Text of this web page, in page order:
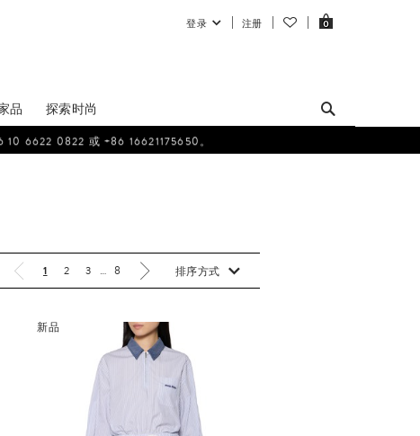
登录 注册 0
品 探索时尚
6622 0822 或 +86 16621175650。
1 2 3 … 8 排序方式
新品